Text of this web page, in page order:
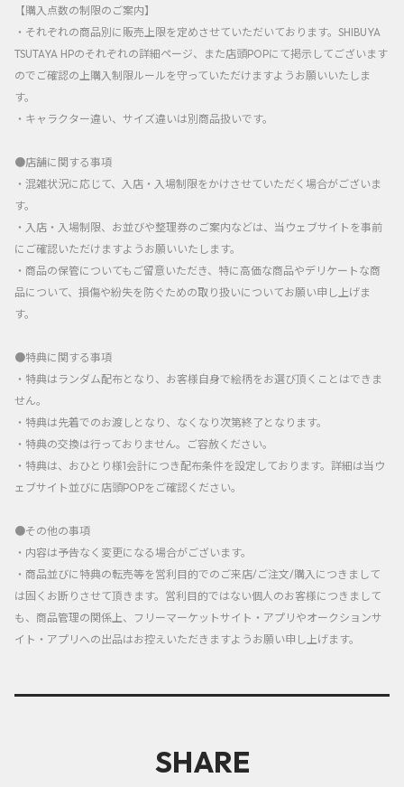
【購入点数の制限のご案内】
・それぞれの商品別に販売上限を定めさせていただいております。SHIBUYA
TSUTAYA HPのそれぞれの詳細ページ、また店頭POPにて掲示してございます
のでご確認の上購入制限ルールを守っていただけますようお願いいたしま
す。
・キャラクター違い、サイズ違いは別商品扱いです。
●店舗に関する事項
・混雑状況に応じて、入店・入場制限をかけさせていただく場合がございま
す。
・入店・入場制限、お並びや整理券のご案内などは、当ウェブサイトを事前
にご確認いただけますようお願いいたします。
・商品の保管についてもご留意いただき、特に高価な商品やデリケートな商
品について、損傷や紛失を防ぐための取り扱いについてお願い申し上げま
す。
●特典に関する事項
・特典はランダム配布となり、お客様自身で絵柄をお選び頂くことはできま
せん。
・特典は先着でのお渡しとなり、なくなり次第終了となります。
・特典の交換は行っておりません。ご容赦ください。
・特典は、おひとり様1会計につき配布条件を設定しております。詳細は当ウ
ェブサイト並びに店頭POPをご確認ください。
●その他の事項
・内容は予告なく変更になる場合がございます。
・商品並びに特典の転売等を営利目的でのご来店/ご注文/購入につきまして
は固くお断りさせて頂きます。営利目的ではない個人のお客様につきまして
も、商品管理の関係上、フリーマーケットサイト・アプリやオークションサ
イト・アプリへの出品はお控えいただきますようお願い申し上げます。
SHARE